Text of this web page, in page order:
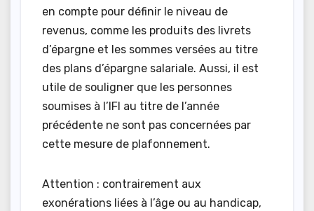
en compte pour définir le niveau de
revenus, comme les produits des livrets
d’épargne et les sommes versées au titre
des plans d’épargne salariale. Aussi, il est
utile de souligner que les personnes
soumises à l’IFI au titre de l’année
précédente ne sont pas concernées par
cette mesure de plafonnement.
Attention : contrairement aux
exonérations liées à l’âge ou au handicap,